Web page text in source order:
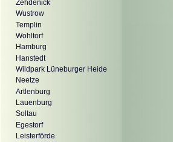
Zehdenick
Wustrow
Templin
Wohltorf
Hamburg
Hanstedt
Wildpark Lüneburger Heide
Neetze
Artlenburg
Lauenburg
Soltau
Egestorf
Leisterförde